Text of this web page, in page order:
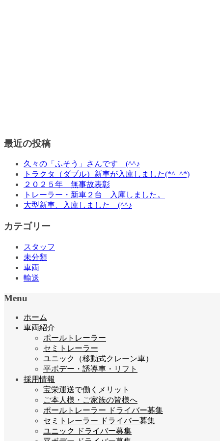
最近の投稿
久々の「ふそう」さんです (^^♪
トラクタ（ダブル）新車が入庫しました(*^_^*)
２０２５年 無事故表彰
トレーラー・新車２台 入庫しました。
大型新車、入庫しました (^^♪
カテゴリー
スタッフ
未分類
車両
輸送
Menu
ホーム
車両紹介
ポールトレーラー
セミトレーラー
ユニック（移動式クレーン車）
平ボデー・誘導車・リフト
採用情報
宝栄運送で働くメリット
ご本人様・ご家族の皆様へ
ポールトレーラー ドライバー募集
セミトレーラー ドライバー募集
ユニック ドライバー募集